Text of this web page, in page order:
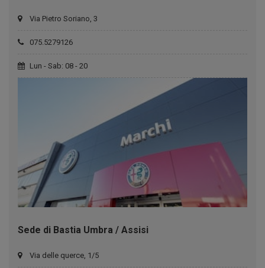
Via Pietro Soriano, 3
075.5279126
Lun - Sab: 08 - 20
Sede di Bastia Umbra / Assisi
Via delle querce, 1/5